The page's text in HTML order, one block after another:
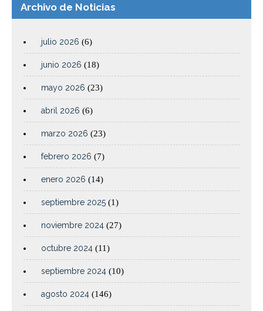
Archivo de Noticias
julio 2026 (6)
junio 2026 (18)
mayo 2026 (23)
abril 2026 (6)
marzo 2026 (23)
febrero 2026 (7)
enero 2026 (14)
septiembre 2025 (1)
noviembre 2024 (27)
octubre 2024 (11)
septiembre 2024 (10)
agosto 2024 (146)